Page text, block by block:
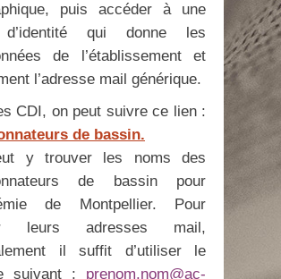
puis accéder à une
qui donne les
de l’établissement et
l’adresse mail générique.
CDI, on peut suivre ce lien :
de bassin.
y trouver les noms des
de bassin pour
de Montpellier. Pour
leurs adresses mail,
il suffit d’utiliser le
suivant : prenom.nom@ac-